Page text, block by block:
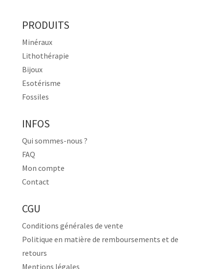
PRODUITS
Minéraux
Lithothérapie
Bijoux
Esotérisme
Fossiles
INFOS
Qui sommes-nous ?
FAQ
Mon compte
Contact
CGU
Conditions générales de vente
Politique en matière de remboursements et de
retours
Mentions légales